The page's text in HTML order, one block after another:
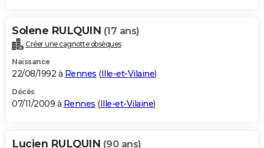
Solene RULQUIN (17 ans)
Créer une cagnotte obsèques
Naissance
22/08/1992 à Rennes (Ille-et-Vilaine)
Décès
07/11/2009 à Rennes (Ille-et-Vilaine)
Lucien RULQUIN (90 ans)